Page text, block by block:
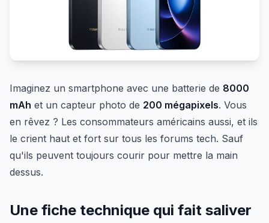
Imaginez un smartphone avec une batterie de 8000
mAh et un capteur photo de 200 mégapixels. Vous
en rêvez ? Les consommateurs américains aussi, et ils
le crient haut et fort sur tous les forums tech. Sauf
qu'ils peuvent toujours courir pour mettre la main
dessus.
Une fiche technique qui fait saliver